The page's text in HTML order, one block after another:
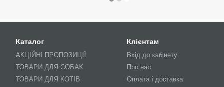
Каталог
АКЦІЙНІ ПРОПОЗИЦІЇ
ТОВАРИ ДЛЯ СОБАК
ТОВАРИ ДЛЯ КОТІВ
Клієнтам
Вхід до кабінету
Про нас
Оплата і доставка